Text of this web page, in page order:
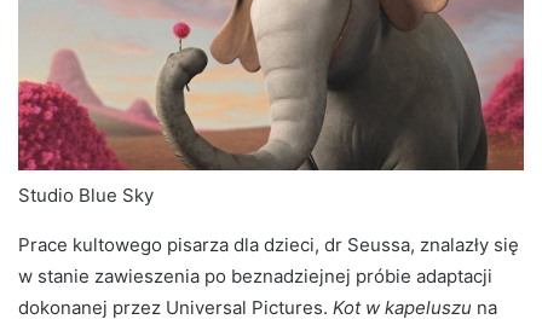
Studio Blue Sky
Prace kultowego pisarza dla dzieci, dr Seussa, znalazły się
w stanie zawieszenia po beznadziejnej próbie adaptacji
dokonanej przez Universal Pictures. Kot w kapeluszu na